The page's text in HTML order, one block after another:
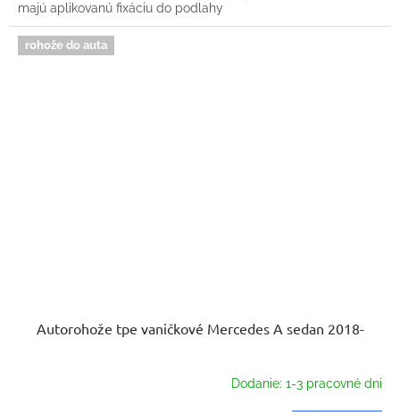
majú aplikovanú fixáciu do podlahy
rohože do auta
Autorohože tpe vaničkové Mercedes A sedan 2018-
Dodanie: 1-3 pracovné dni